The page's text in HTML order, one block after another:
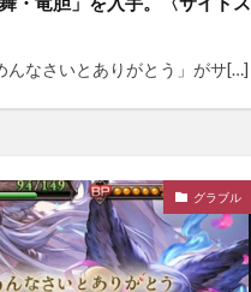
んなさいとありがとう」がサ[…]
グラブル